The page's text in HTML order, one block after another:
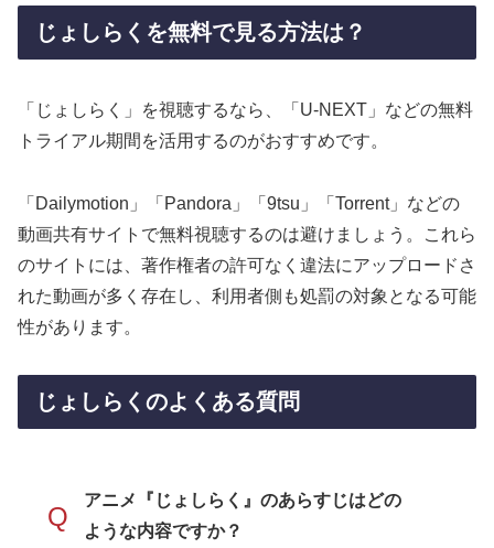
じょしらくを無料で見る方法は？
「じょしらく」を視聴するなら、「U-NEXT」などの無料
トライアル期間を活用するのがおすすめです。
「Dailymotion」「Pandora」「9tsu」「Torrent」などの
動画共有サイトで無料視聴するのは避けましょう。これら
のサイトには、著作権者の許可なく違法にアップロードさ
れた動画が多く存在し、利用者側も処罰の対象となる可能
性があります。
じょしらくのよくある質問
Q
アニメ『じょしらく』のあらすじはどの
ような内容ですか？